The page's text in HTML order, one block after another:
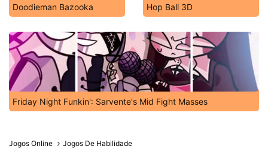
Doodieman Bazooka Hop Ball 3D
Friday Night Funkin': Sarvente's Mid Fight Masses
Jogos Online
Jogos De Habilidade